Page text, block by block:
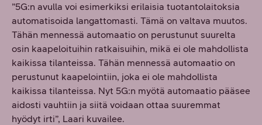
”5G:n avulla voi esimerkiksi erilaisia tuotantolaitoksia
automatisoida langattomasti. Tämä on valtava muutos.
Tähän mennessä automaatio on perustunut suurelta
osin kaapeloituihin ratkaisuihin, mikä ei ole mahdollista
kaikissa tilanteissa. Tähän mennessä automaatio on
perustunut kaapelointiin, joka ei ole mahdollista
kaikissa tilanteissa. Nyt 5G:n myötä automaatio pääsee
aidosti vauhtiin ja siitä voidaan ottaa suuremmat
hyödyt irti”, Laari kuvailee.